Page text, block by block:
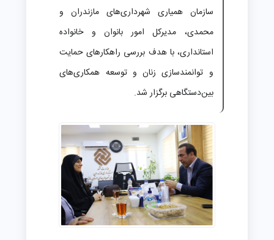
سازمان همیاری شهرداری‌های مازندران و
محمدی، مدیرکل امور بانوان و خانواده
استانداری، با هدف بررسی راهکارهای حمایت
و توانمندسازی زنان و توسعه همکاری‌های
بین‌دستگاهی برگزار شد.